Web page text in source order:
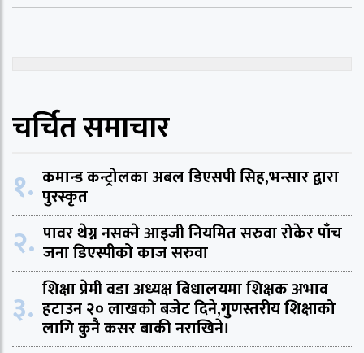
चर्चित समाचार
१. कमान्ड कन्ट्रोलका अबल डिएसपी सिह,भन्सार द्वारा
पुरस्कृत
२. पावर थेग्न नसक्ने आइजी नियमित सरुवा रोकेर पाँच
जना डिएस्पीको काज सरुवा
३. शिक्षा प्रेमी वडा अध्यक्ष बिधालयमा शिक्षक अभाव
हटाउन २० लाखको बजेट दिने,गुणस्तरीय शिक्षाको
लागि कुनै कसर बाकी नराखिने।